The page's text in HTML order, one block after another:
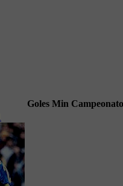
Goles Min Campeonato